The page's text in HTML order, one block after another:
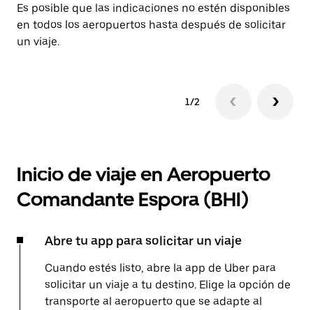
Es posible que las indicaciones no estén disponibles
en todos los aeropuertos hasta después de solicitar
un viaje.
1/2
Inicio de viaje en Aeropuerto
Comandante Espora (BHI)
Abre tu app para solicitar un viaje
Cuando estés listo, abre la app de Uber para
solicitar un viaje a tu destino. Elige la opción de
transporte al aeropuerto que se adapte al